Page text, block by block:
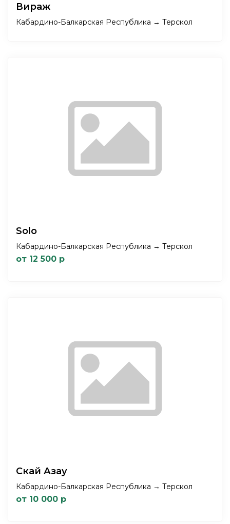
Вираж
Кабардино-Балкарская Республика → Терскол
Solo
Кабардино-Балкарская Республика → Терскол
от 12 500 р
Скай Азау
Кабардино-Балкарская Республика → Терскол
от 10 000 р